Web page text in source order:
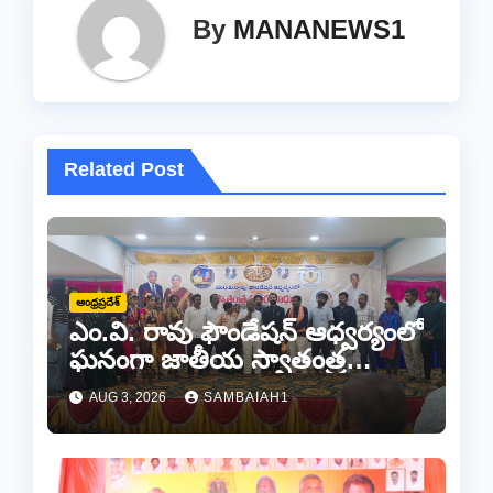
By MANANEWS1
Related Post
ఆంధ్రప్రదేశ్
ఎం.వి. రావు ఫౌండేషన్ ఆధ్వర్యంలో
ఘనంగా జాతీయ స్వాతంత్ర
సమరయోధుల పురస్కారాలు
ప్రధానోత్సవం వేడుకలు
AUG 3, 2026 SAMBAIAH1